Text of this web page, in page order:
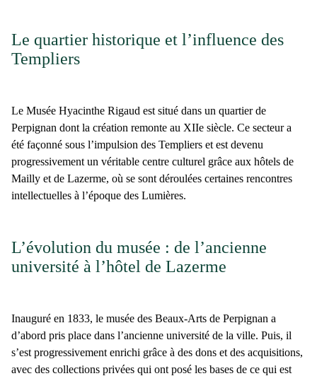
Le quartier historique et l’influence des
Templiers
Le Musée Hyacinthe Rigaud est situé dans un quartier de
Perpignan dont la création remonte au XIIe siècle. Ce secteur a
été façonné sous l’impulsion des Templiers et est devenu
progressivement un véritable centre culturel grâce aux hôtels de
Mailly et de Lazerme, où se sont déroulées certaines rencontres
intellectuelles à l’époque des Lumières.
L’évolution du musée : de l’ancienne
université à l’hôtel de Lazerme
Inauguré en 1833, le musée des Beaux-Arts de Perpignan a
d’abord pris place dans l’ancienne université de la ville. Puis, il
s’est progressivement enrichi grâce à des dons et des acquisitions,
avec des collections privées qui ont posé les bases de ce qui est